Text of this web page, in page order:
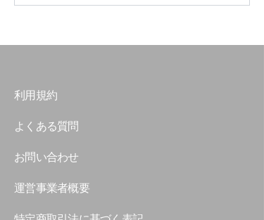
利用規約
よくある質問
お問い合わせ
運営事業者概要